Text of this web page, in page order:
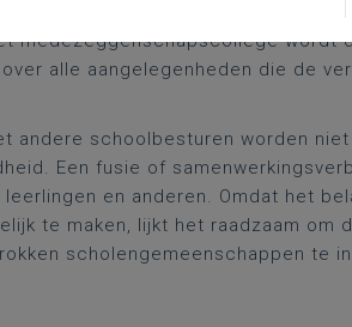
medezeggenschapscollege wordt
alle aangelegenheden die de
andere schoolbesturen worden
Een fusie of
en anderen. Omdat het
te maken, lijkt het raadzaam om
scholengemeenschappen te